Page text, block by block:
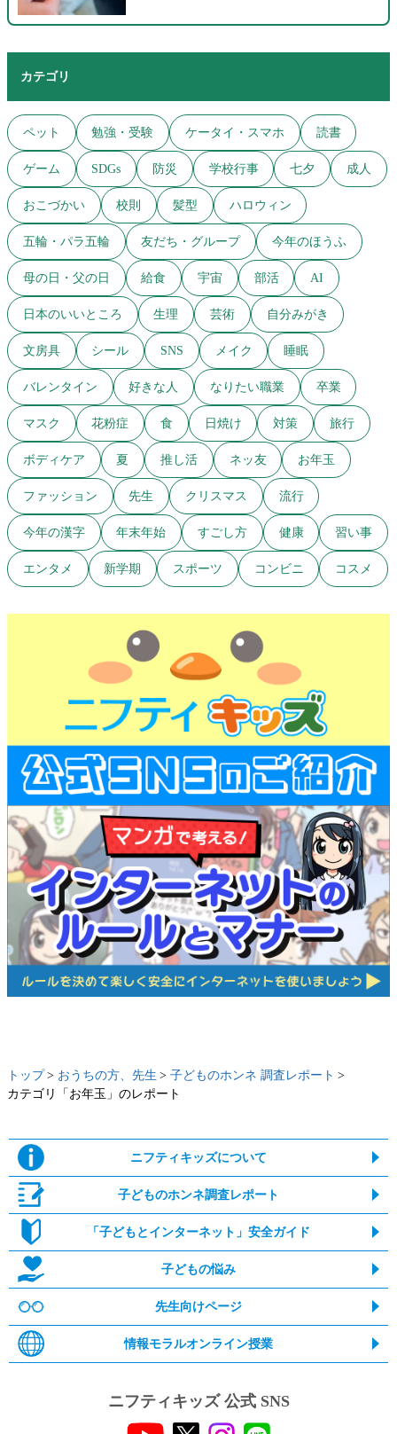
カテゴリ
ペット 勉強・受験 ケータイ・スマホ 読書
ゲーム SDGs 防災 学校行事 七夕 成人
おこづかい 校則 髪型 ハロウィン
五輪・パラ五輪 友だち・グループ 今年のほうふ
母の日・父の日 給食 宇宙 部活 AI
日本のいいところ 生理 芸術 自分みがき
文房具 シール SNS メイク 睡眠
バレンタイン 好きな人 なりたい職業 卒業
マスク 花粉症 食 日焼け 対策 旅行
ボディケア 夏 推し活 ネッ友 お年玉
ファッション 先生 クリスマス 流行
今年の漢字 年末年始 すごし方 健康 習い事
エンタメ 新学期 スポーツ コンビニ コスメ
トップ おうちの方、先生
子どものホンネ 調査レポート
カテゴリ「お年玉」のレポート
ニフティキッズについて
子どものホンネ調査レポート
「子どもとインターネット」安全ガイド
子どもの悩み
先生向けページ
情報モラルオンライン授業
ニフティキッズ 公式 SNS